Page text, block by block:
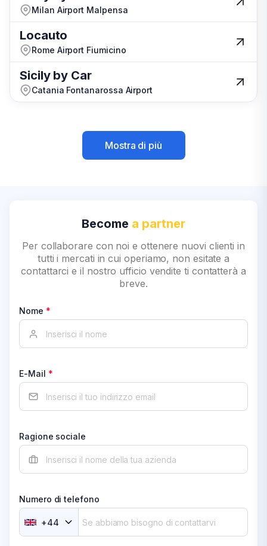
Milan Airport Malpensa
Locauto
Rome Airport Fiumicino
Sicily by Car
Catania Fontanarossa Airport
Mostra di più
Milan Airport Malpensa
Locauto
Rome Airport Fiumicino
Sicily by Car
Catania Fontanarossa Airport
Mostra di più
Become a partner
Per collaborare con noi e ottenere nuovi clienti in
tutti i mercati in cui operiamo, non esitate a
contattarci e il nostro ufficio vendite ti contatterà a
breve.
Nome *
E-Mail *
Ragione sociale
Numero di telefono
+44